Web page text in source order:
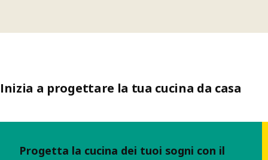
Inizia a progettare la tua cucina da casa
Progetta la cucina dei tuoi sogni con il